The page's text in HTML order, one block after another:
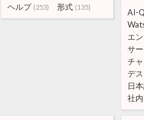
ヘルプ (253) 形式 (135)
AI-
エ
サ
チ
デ
日
社内